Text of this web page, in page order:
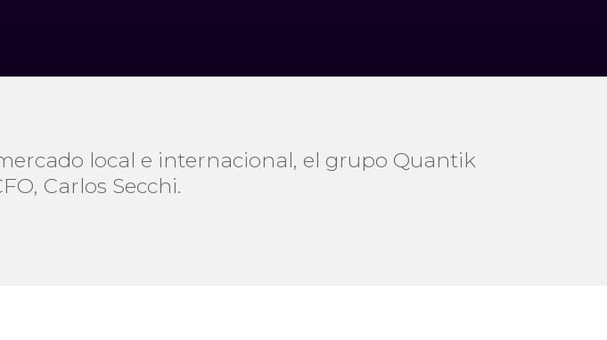
local e internacional, el grupo Quantik
Carlos Secchi.